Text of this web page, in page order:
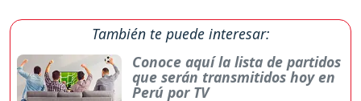
También te puede interesar:
Conoce aquí la lista de partidos
que serán transmitidos hoy en
Perú por TV